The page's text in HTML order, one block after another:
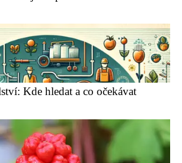
Kde hledat a co očekávat